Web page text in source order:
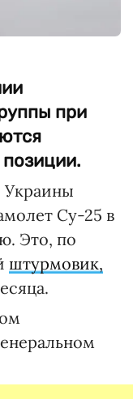
при
позиции.
Су-25 в
Это, по
штурмовик,